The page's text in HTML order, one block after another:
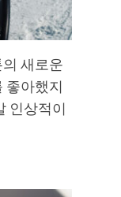
새로운
아했지
인상적이